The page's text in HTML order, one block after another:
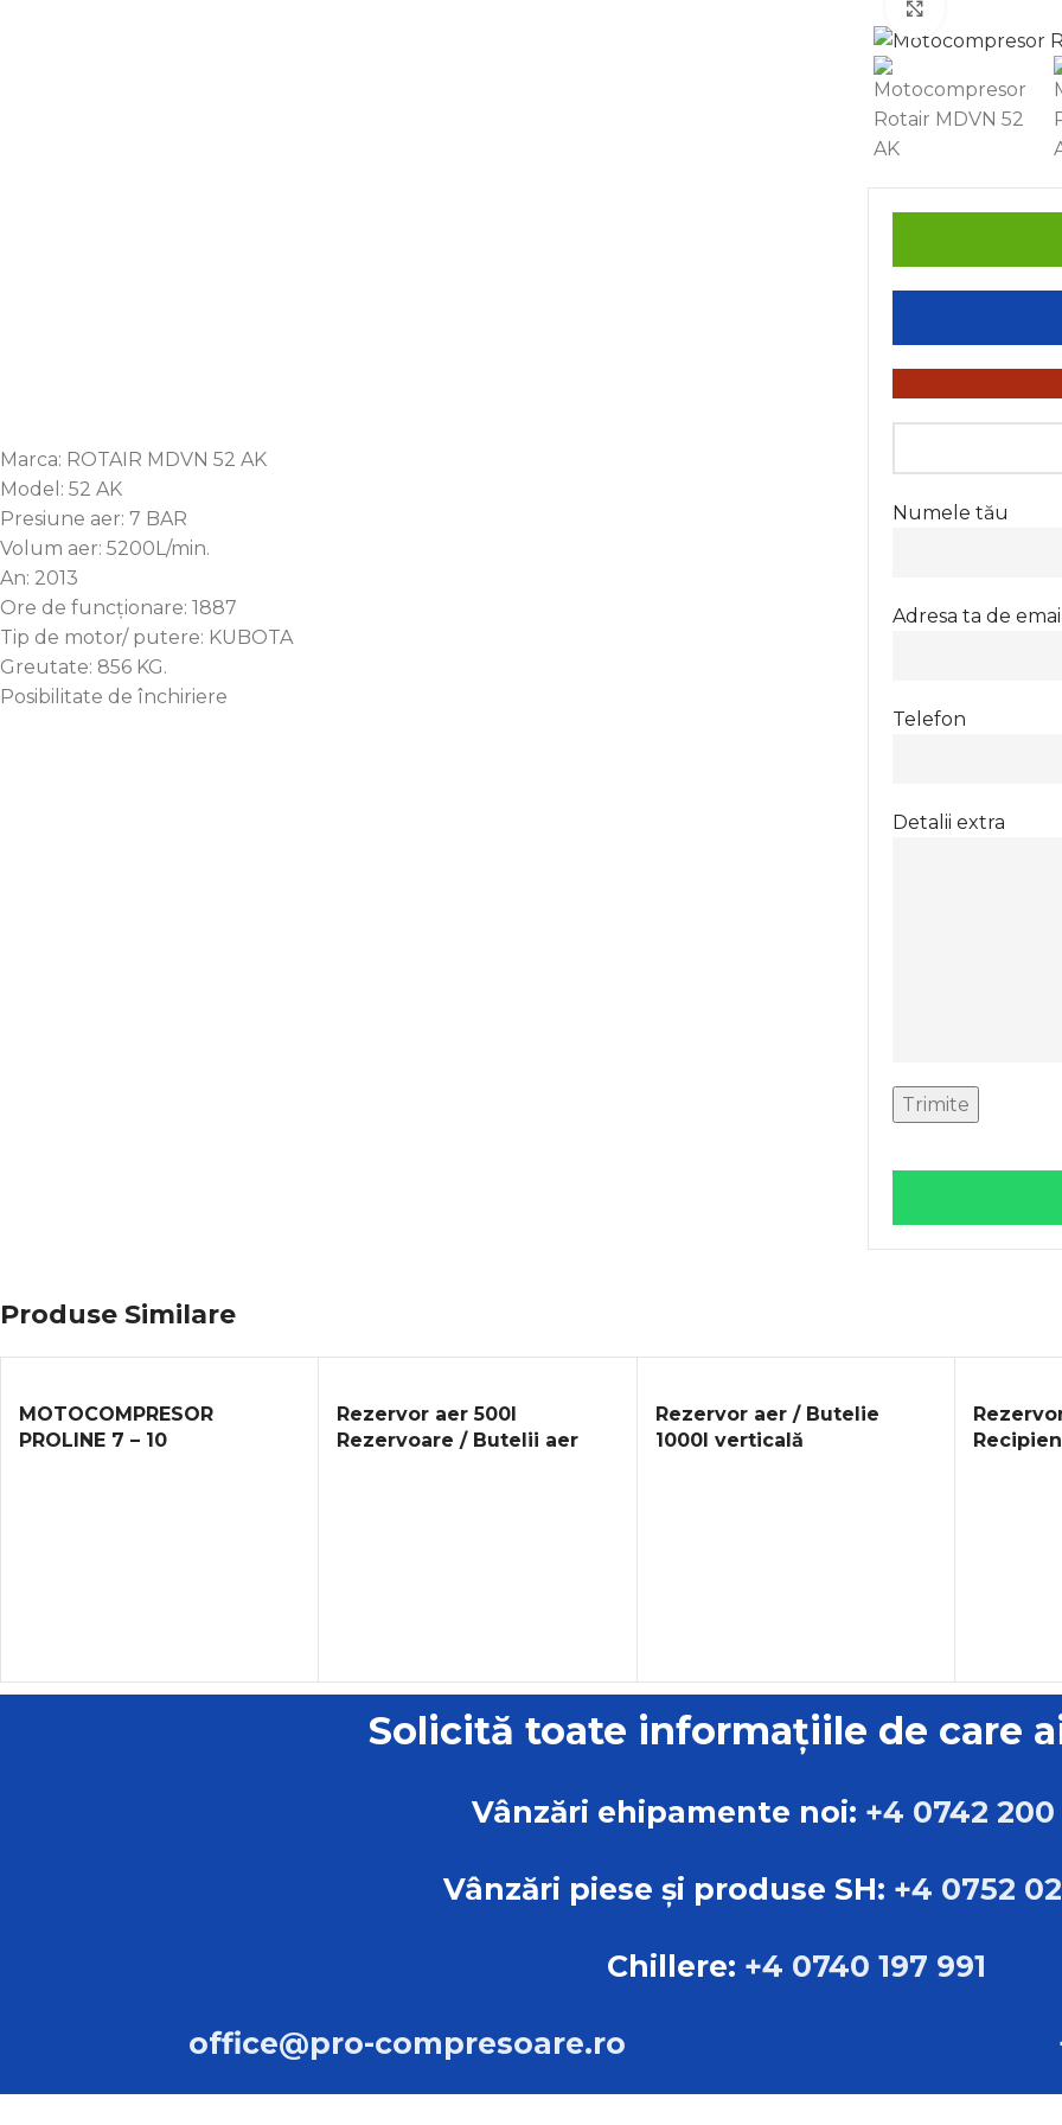
Marca: ROTAIR MDVN 52 AK
Model: 52 AK
Presiune aer: 7 BAR
Volum aer: 5200L/min.
An: 2013
Ore de funcționare: 1887
Tip de motor/ putere: KUBOTA
Greutate: 856 KG.
Posibilitate de închiriere
Numele tău
Adresa ta de
Telefon
Detalii extra
Produse Similare
MOTOCOMPRESOR
PROLINE 7 – 10
Rezervor aer 500l
Rezervoare / Butelii aer
Rezervor aer / Butelie
1000l verticală
Solicită toate informațiile de care
Vânzări ehipamente noi: +4 0742
Vânzări piese și produse SH: +4 0752
Chillere: +4 0740 197 991
office@pro-compresoare.ro